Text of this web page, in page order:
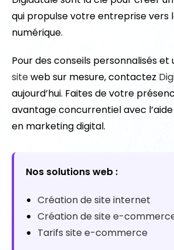
qui propulse votre entreprise vers
numérique.
Pour des conseils personnalisés
siteweb sur mesure, contactez
aujourd’hui. Faites de votre
avantage concurrentiel avec
en marketing digital.
Nos solutions web :
Création de site internet
Création de site e-
Tarifs site e-commerce